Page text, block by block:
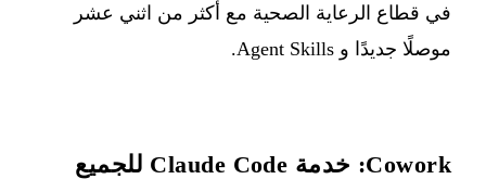
في قطاع الرعاية الصحية مع أكثر من اثني عشر
موصلًا جديدًا و Agent Skills.
Cowork: خدمة Claude Code للجميع